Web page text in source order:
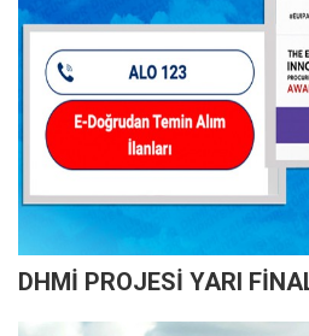
DHMİ PROJESİ YARI